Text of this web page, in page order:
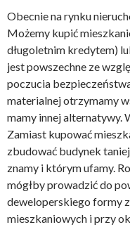
Obecnie na rynku
Możemy kupić
długoletnim kredytem)
jest powszechne ze
poczucia
materialnej otrzymamy
mamy innej alternatywy.
Zamiast kupować
zbudować budynek
znamy i którym ufamy.
mógłby prowadzić do
deweloperskiego formy
mieszkaniowych i przy